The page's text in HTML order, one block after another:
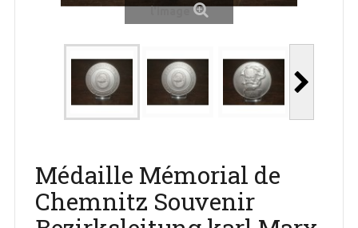
Médaille Mémorial de
Chemnitz Souvenir